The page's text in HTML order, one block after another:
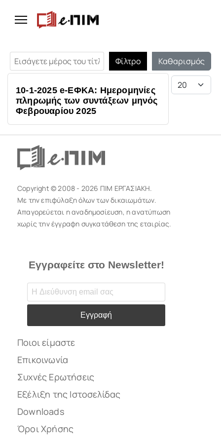
Εισάγετε μέρος του τίτλου.
Φίλτρο
Καθαρισμός
Εμφάνιση #
10-1-2025 e-ΕΦΚΑ: Ημερομηνίες
πληρωμής των συντάξεων μηνός
Φεβρουαρίου 2025
Copyright © 2008 - 2026 ΠΙΜ ΕΡΓΑΣΙΑΚΗ.
Με την επιφύλαξη όλων των δικαιωμάτων.
Απαγορεύεται η αναδημοσίευση, η ανατύπωση
χωρίς την έγγραφη συγκατάθεση της εταιρίας.
Εγγραφείτε στο Newsletter!
Εγγραφή
Ποιοι είμαστε
Επικοινωνία
Συχνές Ερωτήσεις
Εξέλιξη της Ιστοσελίδας
Downloads
Όροι Χρήσης